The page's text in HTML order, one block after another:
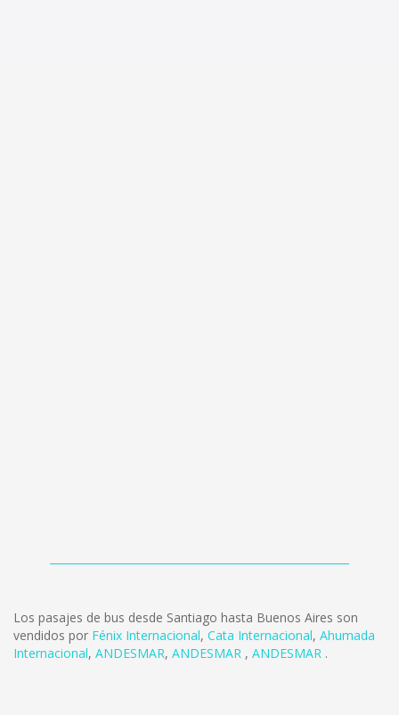
Los pasajes de bus desde Santiago hasta Buenos Aires son
vendidos por Fénix Internacional, Cata Internacional, Ahumada
Internacional, ANDESMAR, ANDESMAR , ANDESMAR .